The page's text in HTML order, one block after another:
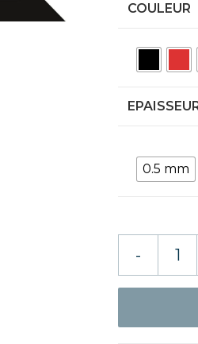
COULEUR
0.5 mm
-